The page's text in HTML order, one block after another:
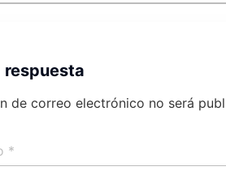
respuesta
de correo electrónico no será
*